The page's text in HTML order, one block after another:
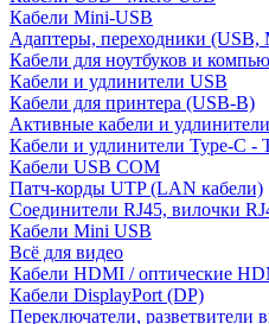
Кабели Mini-USB
Адаптеры, переходники
Кабели для ноутбуков и
Кабели и удлинители USB
Кабели для принтера (USB-B)
Активные кабели и
Кабели и удлинители Type-C -
Кабели USB COM
Патч-корды UTP (LAN кабели)
Соединители RJ45, вилочки
Кабели Mini USB
Всё для видео
Кабели HDMI / оптические
Кабели DisplayPort (DP)
Переключатели, разветвители